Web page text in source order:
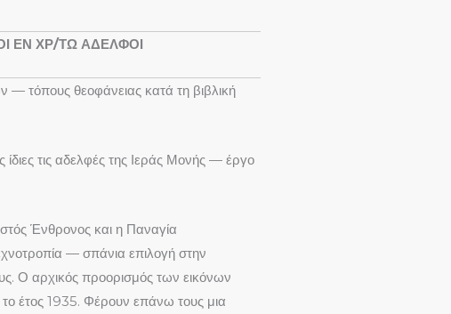
ΕΝ ΧΡ/ΤΩ ΑΔΕΛΦΟΙ
τόπους θεοφάνειας κατά τη βιβλική
τις αδελφές της Ιεράς Μονής — έργο
Ένθρονος και η Παναγία
— σπάνια επιλογή στην
Ο αρχικός προορισμός των εικόνων
το έτος 1935. Φέρουν επάνω τους μια